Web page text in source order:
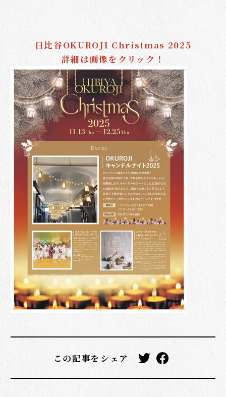
日比谷OKUROJI Christmas 2025
詳細は画像をクリック！
この記事をシェア